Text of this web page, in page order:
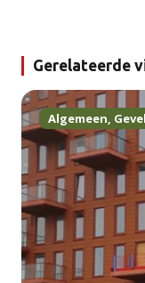
Gerelateerde
Algemeen, Gevel